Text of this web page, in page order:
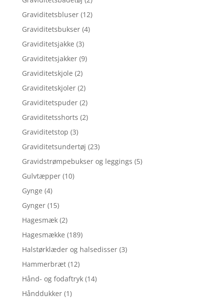
Graviditetsbluser (12)
Graviditetsbukser (4)
Graviditetsjakke (3)
Graviditetsjakker (9)
Graviditetskjole (2)
Graviditetskjoler (2)
Graviditetspuder (2)
Graviditetsshorts (2)
Graviditetstop (3)
Graviditetsundertøj (23)
Gravidstrømpebukser og leggings (5)
Gulvtæpper (10)
Gynge (4)
Gynger (15)
Hagesmæk (2)
Hagesmække (189)
Halstørklæder og halsedisser (3)
Hammerbræt (12)
Hånd- og fodaftryk (14)
Hånddukker (1)